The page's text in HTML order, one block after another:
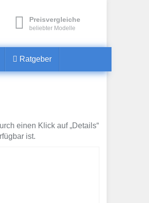
Preisvergleiche
beliebter Modelle
Ratgeber
einen Klick auf „Details“
ist.